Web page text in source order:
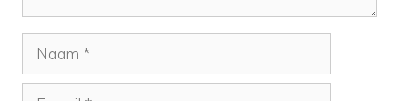
Naam